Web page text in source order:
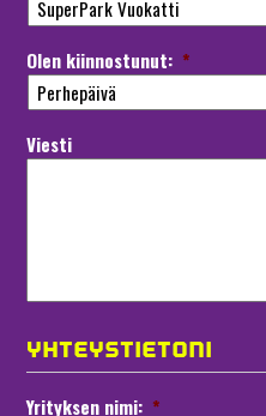
Olen kiinnostunut: *
Viesti
YHTEYSTIETONI
Yrityksen nimi: *